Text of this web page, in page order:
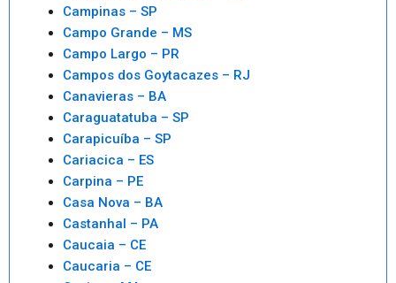
Campinas – SP
Campo Grande – MS
Campo Largo – PR
Campos dos Goytacazes – RJ
Canavieras – BA
Caraguatatuba – SP
Carapicuíba – SP
Cariacica – ES
Carpina – PE
Casa Nova – BA
Castanhal – PA
Caucaia – CE
Caucaria – CE